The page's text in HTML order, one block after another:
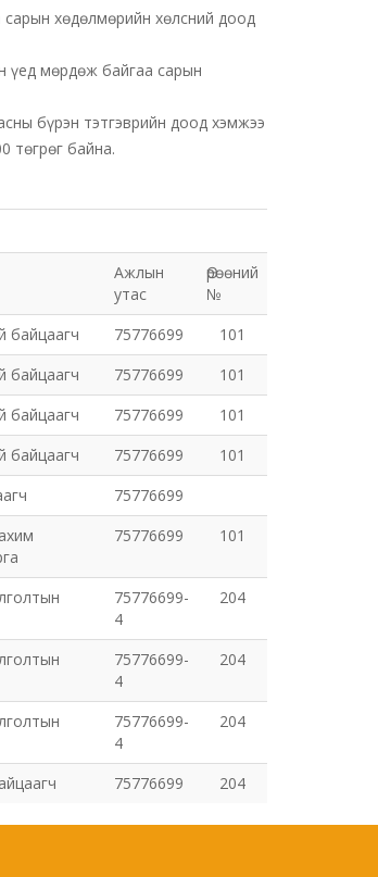
сарын хөдөлмөрийн хөлсний доод
үед мөрдөж байгаа сарын
бүрэн тэтгэврийн доод хэмжээ
төгрөг байна.
Ажлын
утас
Өрөөний
№
байцаагч 75776699
101
байцаагч 75776699
101
байцаагч 75776699
101
байцаагч 75776699
101
75776699
75776699 101
75776699-
4
204
75776699-
4
204
75776699-
4
204
75776699 204